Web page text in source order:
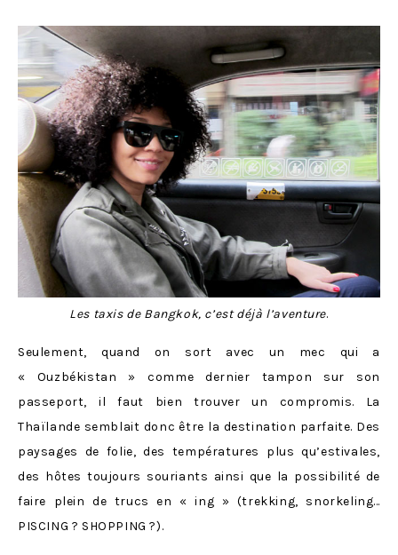
Les taxis de Bangkok, c’estdéjà l’aventure.
Seulement, quand on sort avec un mec qui a
« Ouzbékistan » comme dernier tampon sur son
passeport, il faut bien trouver un compromis. La
Thaïlande semblait donc être la destination parfaite. Des
paysages de folie, des températures plus qu’estivales,
des hôtes toujours souriants ainsi que la possibilité de
faire plein de trucs en « ing » (trekking, snorkeling…
PISCING ? SHOPPING ?).